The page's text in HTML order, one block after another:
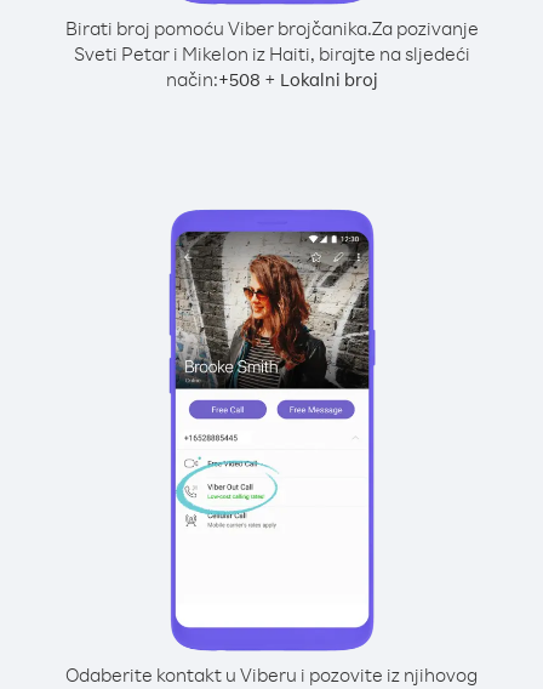
Birati broj pomoću Viber brojčanika.Za pozivanje
Sveti Petar i Mikelon iz Haiti, birajte na sljedeći
način:+508 + Lokalni broj
Odaberite kontakt u Viberu i pozovite iz njihovog